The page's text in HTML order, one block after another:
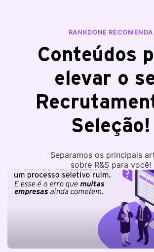
RANKDONE RECOMENDA
Conteúdos
elevar o
Seleção!
Separamos os principais
sobre R&S para você!